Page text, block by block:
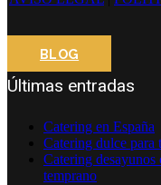
BLOG
Últimas entradas
Catering en España
Catering dulce para
Catering
temprano